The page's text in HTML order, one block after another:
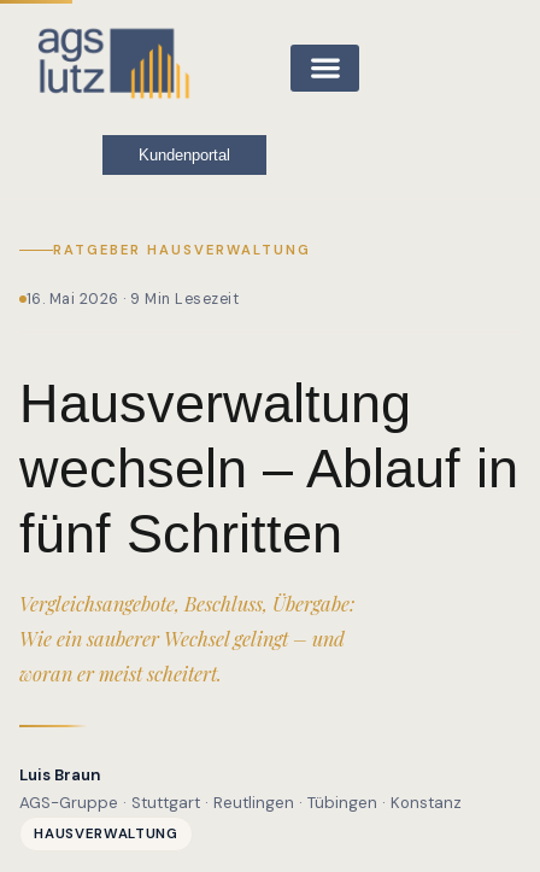
Kundenportal
RATGEBER HAUSVERWALTUNG
16. Mai 2026 · 9 Min Lesezeit
Hausverwaltung
wechseln – Ablauf in
fünf Schritten
Vergleichsangebote, Beschluss, Übergabe:
Wie ein sauberer Wechsel gelingt – und
woran er meist scheitert.
Luis Braun
AGS-Gruppe · Stuttgart · Reutlingen · Tübingen · Konstanz
HAUSVERWALTUNG